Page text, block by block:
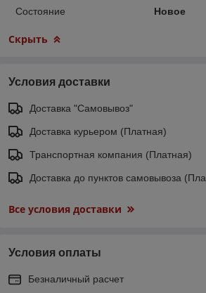
Состояние Новое
Скрыть
Условия доставки
Доставка "Самовывоз"
Доставка курьером (Платная)
Транспортная компания (Платная)
Доставка до пунктов самовывоза
Все условия доставки
Условия оплаты
Безналичный расчет